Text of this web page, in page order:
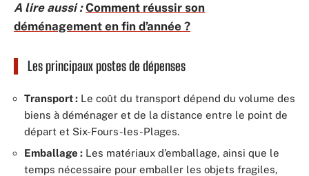
A lire aussi : Comment réussir son
déménagement en fin d’année ?
Les principaux postes de dépenses
Transport : Le coût du transport dépend du volume des
biens à déménager et de la distance entre le point de
départ et Six-Fours-les-Plages.
Emballage : Les matériaux d’emballage, ainsi que le
temps nécessaire pour emballer les objets fragiles,